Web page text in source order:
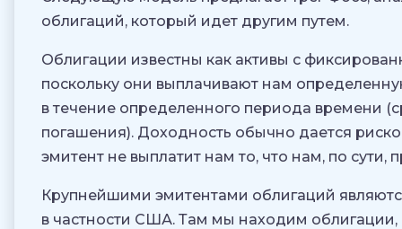
облигаций, который идет другим путем.
Облигации известны как активы с
поскольку они выплачивают нам
в течение определенного периода времени
погашения). Доходность обычно дается
эмитент не выплатит нам то, что нам, по сути,
Крупнейшими эмитентами облигаций
в частности США. Там мы находим облигации,